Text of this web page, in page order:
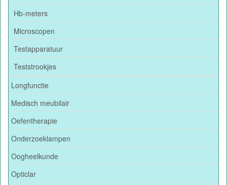
Hb-meters
Microscopen
Testapparatuur
Teststrookjes
Longfunctie
Medisch meubilair
Oefentherapie
Onderzoeklampen
Oogheelkunde
Opticlar